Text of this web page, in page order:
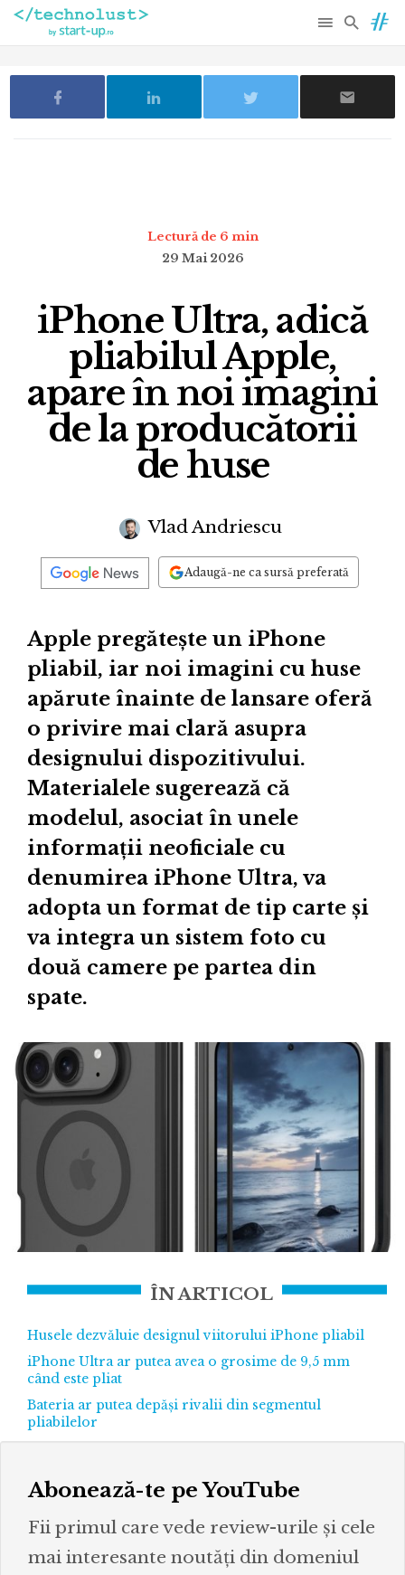
Lectură de 6 min
29 Mai 2026
iPhone Ultra, adică
pliabilul Apple,
apare în noi imagini
de la producătorii
de huse
Vlad Andriescu
Adaugă-ne ca sursă preferată
Apple pregătește un iPhone
pliabil, iar noi imagini cu huse
apărute înainte de lansare oferă
o privire mai clară asupra
designului dispozitivului.
Materialele sugerează că
modelul, asociat în unele
informații neoficiale cu
denumirea iPhone Ultra, va
adopta un format de tip carte și
va integra un sistem foto cu
două camere pe partea din
spate.
ÎN ARTICOL
Husele dezvăluie designul viitorului iPhone pliabil
iPhone Ultra ar putea avea o grosime de 9,5 mm
când este pliat
Bateria ar putea depăși rivalii din segmentul
pliabilelor
Abonează-te pe YouTube
Fii primul care vede review-urile și cele
mai interesante noutăți din domeniul